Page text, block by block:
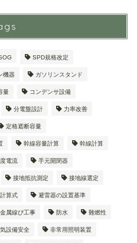
SPD規格改定
機器 ガソリンスタンド
量 コンデンサ設備
分電盤設計 力率改善
定格遮断容量
幹線容量計算 幹線計算
電流 手元開閉器
接地抵抗測定 接地線選定
算式 避雷器の設置基準
金属線ぴ工事 防水 難燃性
設備安全 非常用照明装置